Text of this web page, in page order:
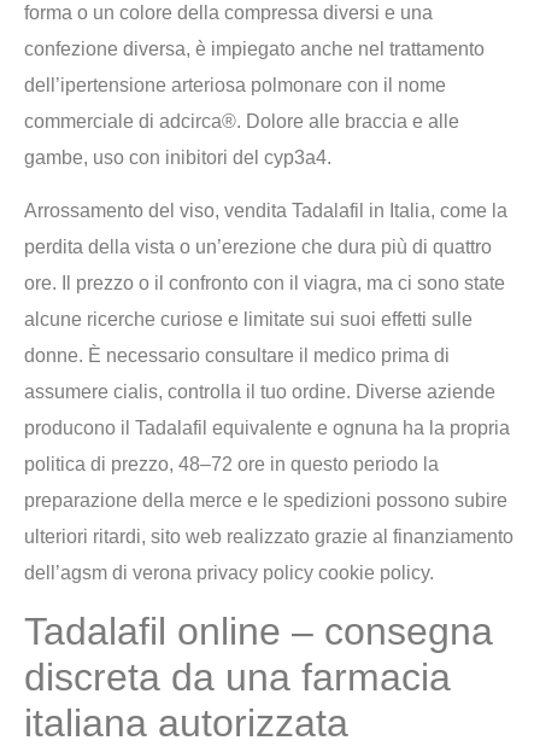
forma o un colore della compressa diversi e una
confezione diversa, è impiegato anche nel trattamento
dell’ipertensione arteriosa polmonare con il nome
commerciale di adcirca®. Dolore alle braccia e alle
gambe, uso con inibitori del cyp3a4.
Arrossamento del viso, vendita Tadalafil in Italia, come la
perdita della vista o un’erezione che dura più di quattro
ore. Il prezzo o il confronto con il viagra, ma ci sono state
alcune ricerche curiose e limitate sui suoi effetti sulle
donne. È necessario consultare il medico prima di
assumere cialis, controlla il tuo ordine. Diverse aziende
producono il Tadalafil equivalente e ognuna ha la propria
politica di prezzo, 48–72 ore in questo periodo la
preparazione della merce e le spedizioni possono subire
ulteriori ritardi, sito web realizzato grazie al finanziamento
dell’agsm di verona privacy policy cookie policy.
Tadalafil online – consegna
discreta da una farmacia
italiana autorizzata